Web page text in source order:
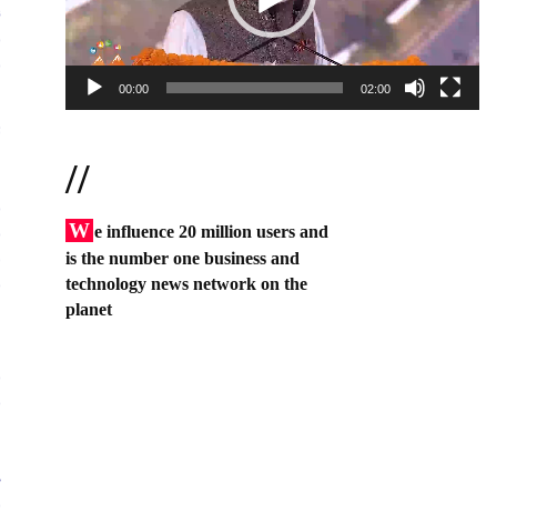
00:00 02:00
//
W e influence 20 million users and
is the number one business and
technology news network on the
planet